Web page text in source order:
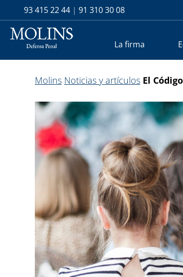
93 415 22 44 | 91 310 30 08
La firma
Molins Noticias y artículos El